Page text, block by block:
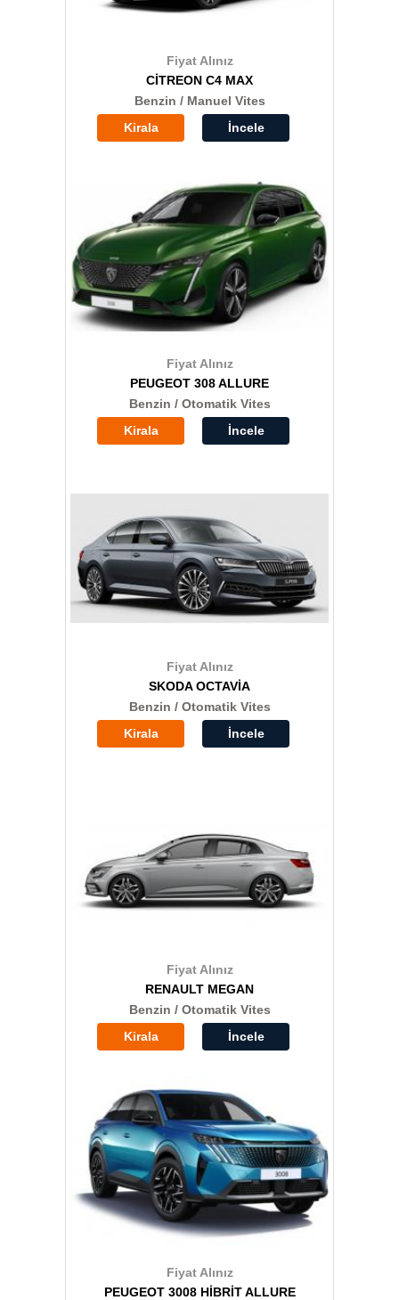
Fiyat Alınız
CİTREON C4 MAX
Benzin / Manuel Vites
Kirala
İncele
Fiyat Alınız
PEUGEOT 308 ALLURE
Benzin / Otomatik Vites
Kirala
İncele
Fiyat Alınız
SKODA OCTAVİA
Benzin / Otomatik Vites
Kirala
İncele
Fiyat Alınız
RENAULT MEGAN
Benzin / Otomatik Vites
Kirala
İncele
Fiyat Alınız
PEUGEOT 3008 HİBRİT ALLURE